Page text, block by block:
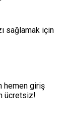
sağlamak için
hemen giriş
ücretsiz!